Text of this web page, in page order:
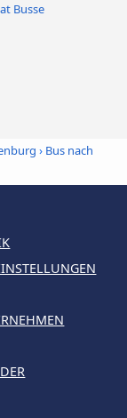
Busse
› Bus nach